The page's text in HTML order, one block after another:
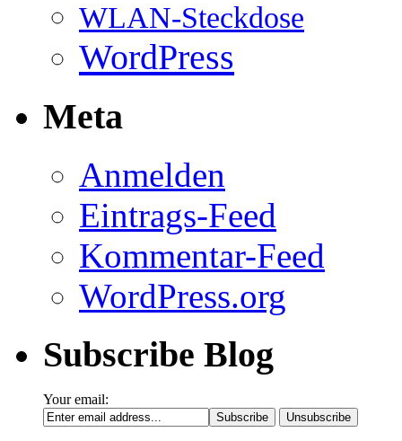
WLAN-Steckdose
WordPress
Meta
Anmelden
Eintrags-Feed
Kommentar-Feed
WordPress.org
Subscribe Blog
Your email: